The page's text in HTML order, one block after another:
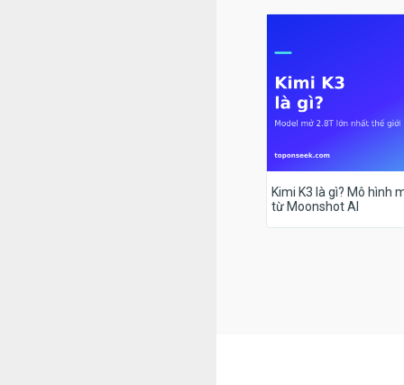
Kimi K3 là gì? Mô hình
từ Moonshot AI